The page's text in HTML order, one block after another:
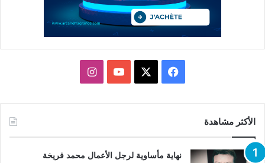
فيسبوك يوتيوبانستقرام
الأكثر مشاهدة
نهاية مأساوية لرجل الأعمال محمد فريخة